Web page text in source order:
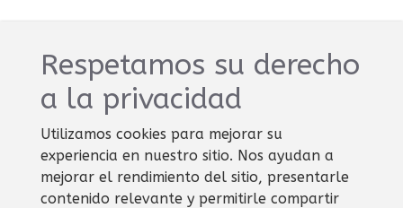
Respetamos su derecho
a la privacidad
Utilizamos cookies para mejorar su
experiencia en nuestro sitio. Nos ayudan a
mejorar el rendimiento del sitio, presentarle
contenido relevante y permitirle compartir